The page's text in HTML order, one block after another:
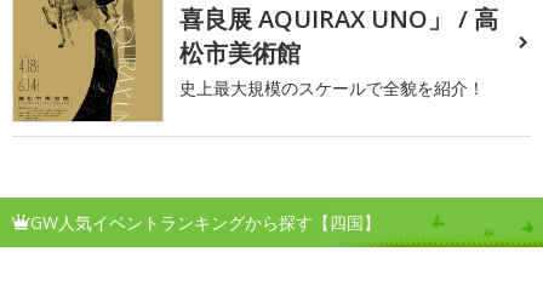
喜良展 AQUIRAX UNO」 / 高
松市美術館
史上最大規模のスケールで全貌を紹介！
GW人気イベントランキングから探す【四国】